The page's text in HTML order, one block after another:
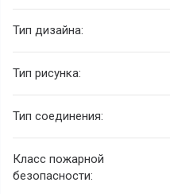
Тип дизайна:
Тип рисунка:
Тип соединения:
Класс пожарной
безопасности: